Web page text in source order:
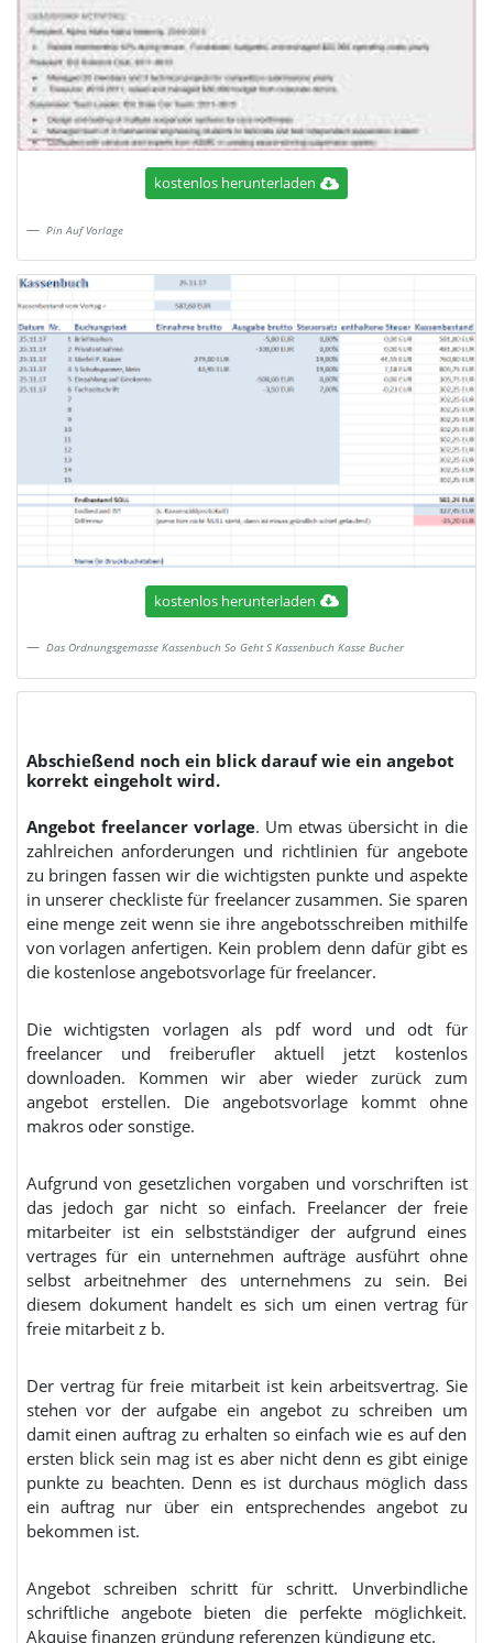
kostenlos herunterladen
Pin Auf Vorlage
kostenlos herunterladen
Das Ordnungsgemasse Kassenbuch So Geht S Kassenbuch Kasse Bucher
Abschießend noch ein blick darauf wie ein angebot
korrekt eingeholt wird.
Angebot freelancer vorlage. Um etwas übersicht in die
zahlreichen anforderungen und richtlinien für angebote
zu bringen fassen wir die wichtigsten punkte und aspekte
in unserer checkliste für freelancer zusammen. Sie sparen
eine menge zeit wenn sie ihre angebotsschreiben mithilfe
von vorlagen anfertigen. Kein problem denn dafür gibt es
die kostenlose angebotsvorlage für freelancer.
Die wichtigsten vorlagen als pdf word und odt für
freelancer und freiberufler aktuell jetzt kostenlos
downloaden. Kommen wir aber wieder zurück zum
angebot erstellen. Die angebotsvorlage kommt ohne
makros oder sonstige.
Aufgrund von gesetzlichen vorgaben und vorschriften ist
das jedoch gar nicht so einfach. Freelancer der freie
mitarbeiter ist ein selbstständiger der aufgrund eines
vertrages für ein unternehmen aufträge ausführt ohne
selbst arbeitnehmer des unternehmens zu sein. Bei
diesem dokument handelt es sich um einen vertrag für
freie mitarbeit z b.
Der vertrag für freie mitarbeit ist kein arbeitsvertrag. Sie
stehen vor der aufgabe ein angebot zu schreiben um
damit einen auftrag zu erhalten so einfach wie es auf den
ersten blick sein mag ist es aber nicht denn es gibt einige
punkte zu beachten. Denn es ist durchaus möglich dass
ein auftrag nur über ein entsprechendes angebot zu
bekommen ist.
Angebot schreiben schritt für schritt. Unverbindliche
schriftliche angebote bieten die perfekte möglichkeit.
Akquise finanzen gründung referenzen kündigung etc.